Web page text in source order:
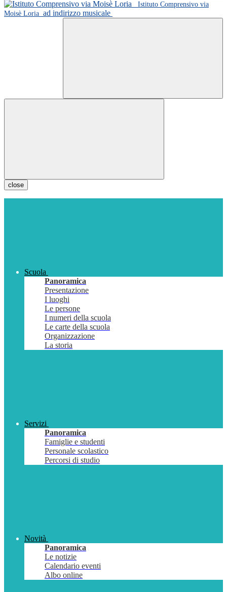
Istituto Comprensivo via
Moisè Loria ad indirizzo musicale
close
Scuola
Panoramica
Presentazione
I luoghi
Le persone
I numeri della scuola
Le carte della scuola
Organizzazione
La storia
Servizi
Panoramica
Famiglie e studenti
Personale scolastico
Percorsi di studio
Novità
Panoramica
Le notizie
Calendario eventi
Albo online